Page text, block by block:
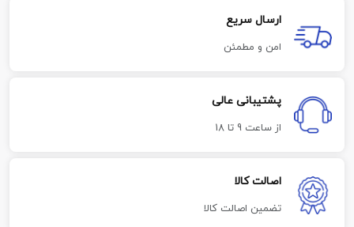
ارسال سریع
امن و مطمئن
پشتیبانی عالی
از ساعت 9 تا 18
اصالت کالا
تضمین اصالت کالا